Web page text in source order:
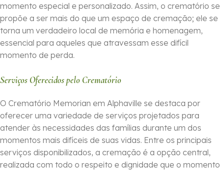
momento especial e personalizado. Assim, o crematório se
propõe a ser mais do que um espaço de cremação; ele se
torna um verdadeiro local de memória e homenagem,
essencial para aqueles que atravessam esse difícil
momento de perda.
Serviços Oferecidos pelo Crematório
O Crematório Memorian em Alphaville se destaca por
oferecer uma variedade de serviços projetados para
atender às necessidades das famílias durante um dos
momentos mais difíceis de suas vidas. Entre os principais
serviços disponibilizados, a cremação é a opção central,
realizada com todo o respeito e dignidade que o momento